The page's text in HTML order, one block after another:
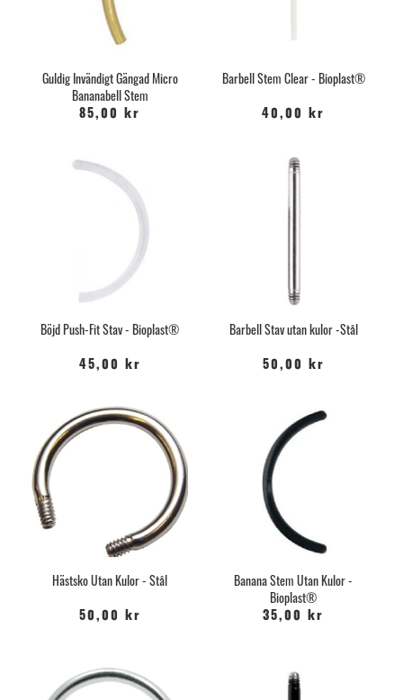
Guldig Invändigt Gängad Micro
Bananabell Stem
85,00 kr
Barbell Stem Clear - Bioplast®
40,00 kr
Böjd Push-Fit Stav - Bioplast®
45,00 kr
Barbell Stav utan kulor -Stål
50,00 kr
Hästsko Utan Kulor - Stål
50,00 kr
Banana Stem Utan Kulor -
Bioplast®
35,00 kr